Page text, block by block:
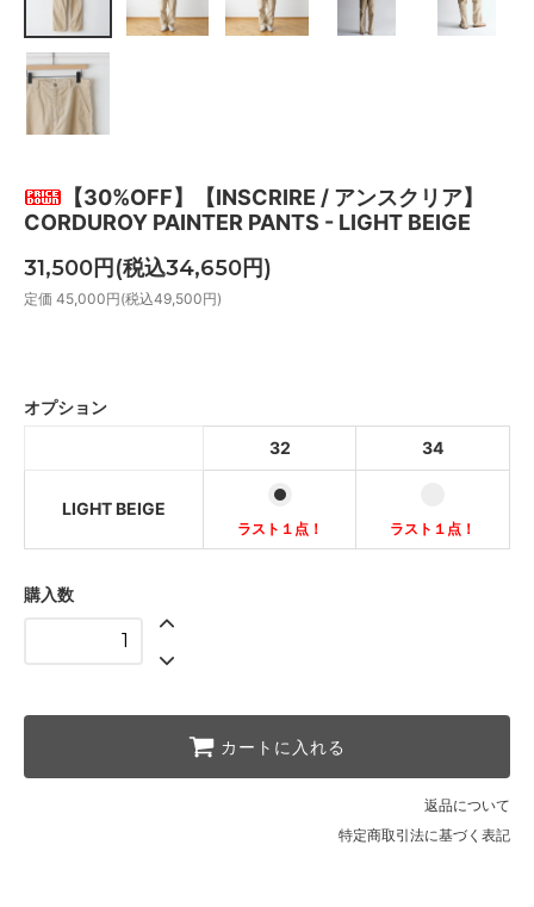
【30%OFF】【INSCRIRE / アンスクリア】
CORDUROY PAINTER PANTS - LIGHT BEIGE
31,500円(税込34,650円)
定価 45,000円(税込49,500円)
LIGHT BEIGE
ラスト１点！
オプション
32
34
LIGHT BEIGE
ラスト１点！ ラスト１点！
購入数
カートに入れる
返品について
特定商取引法に基づく表記